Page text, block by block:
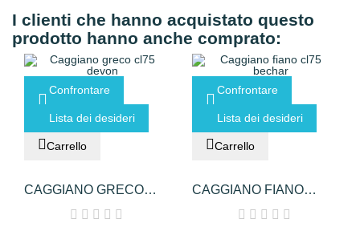
I clienti che hanno acquistato questo
prodotto hanno anche comprato:
Confrontare
Lista dei desideri
Carrello
CAGGIANO GRECO
CL75 DEVON
Confrontare
Lista dei desideri
Carrello
CAGGIANO FIANO
CL75 BECHAR